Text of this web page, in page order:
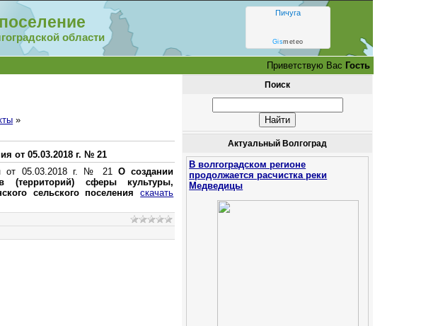
области
Пичуга
Gismeteo
Приветствую Вас Гость
»
от 05.03.2018 г. № 21
от 05.03.2018 г. № 21 О создании
(территорий) сферы культуры,
сельского поселения
скачать
Поиск
Актуальный Волгоград
В волгоградском регионе
продолжается расчистка реки
Медведицы